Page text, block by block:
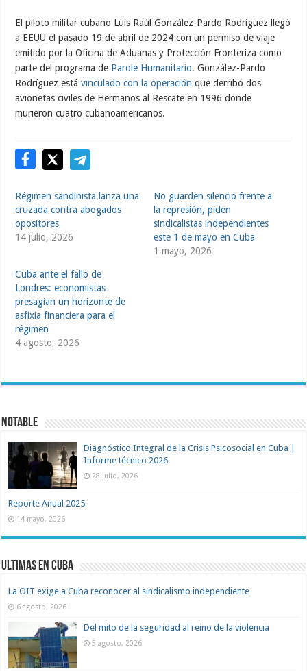
El piloto militar cubano Luis Raúl González-Pardo Rodríguez llegó
a EEUU el pasado 19 de abril de 2024 con un permiso de viaje
emitido por la Oficina de Aduanas y Protección Fronteriza como
parte del programa de Parole Humanitario. González-Pardo
Rodríguez estávinculado con la operación que derribó dos
avionetas civiles de Hermanos al Rescate en 1996 donde
murieron cuatro cubanoamericanos.
Régimen sandinista lanza una
cruzada contra abogados
opositores
14 julio, 2026
No guarden silencio frente a
la represión, piden
sindicalistas independientes
este 1 de mayo en Cuba
1 mayo, 2026
Cuba ante el fallo de
Londres: economistas
presagian un horizonte de
asfixia financiera para el
régimen
4 agosto, 2026
Notable
Diagnóstico Integral de la Crisis Psicosocial en Cuba |
Informe técnico 2026
28 julio, 2026
Reporte Anual 2025
14 mayo, 2026
Ultimas en Cuba
La OIT exige a Cuba reconocer al sindicalismo independiente
6 agosto, 2026
Del mito de la seguridad al reino de la violencia
5 agosto, 2026